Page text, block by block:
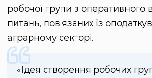
робочої групи з оперативного
питань, пов’язаних із
аграрному секторі.
«Ідея створення робочих